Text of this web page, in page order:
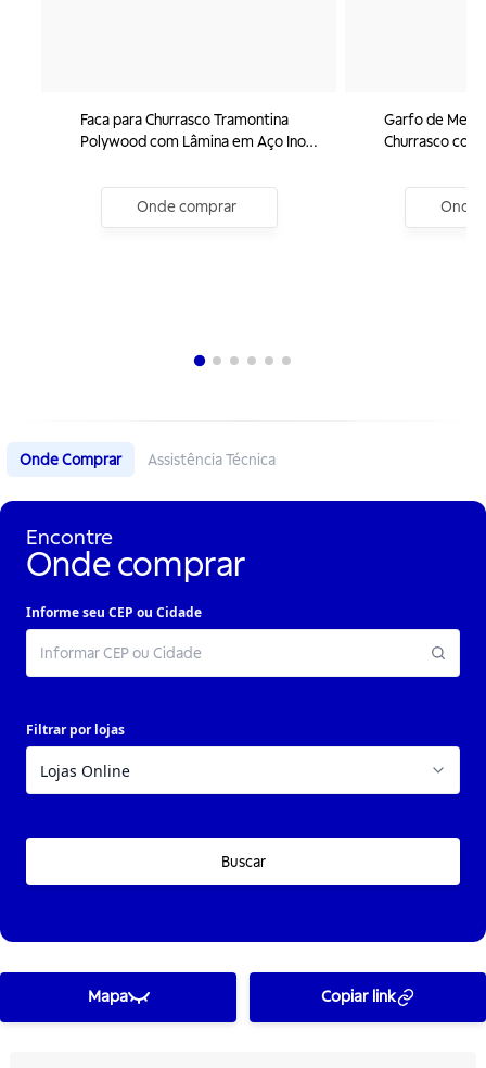
Faca para Churrasco Tramontina
Polywood com Lâmina em Aço Inox
Castanho 4"
Onde comprar
Garfo de Mesa
Churrasco com
Polywood
Onde
Onde Comprar Assistência Técnica
Encontre
Onde comprar
Informe seu CEP ou Cidade
Filtrar por lojas
Buscar
Mapa Copiar link